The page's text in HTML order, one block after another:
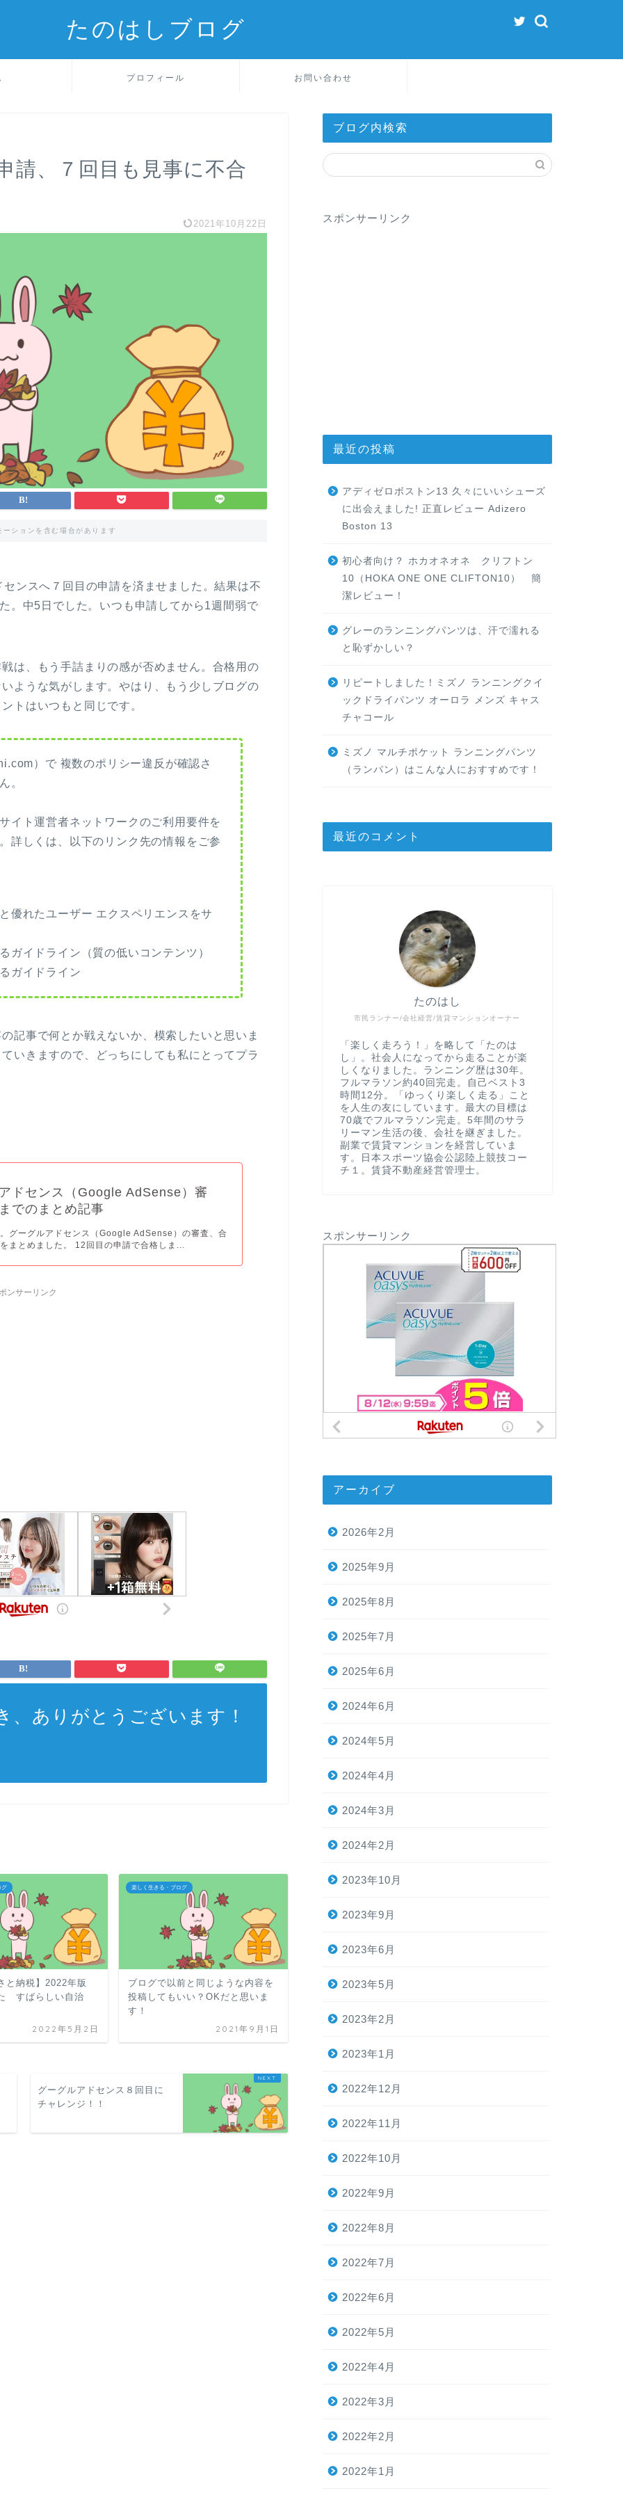
たのはしブログ
プロフィール お問い合わせ
請、７回目も見事に不合
2021年10月22日
ーションを含む場合があります
ンスへ７回目の申請を済ませました。結果は不
。中5日でした。いつも申請してから1週間弱で
は、もう手詰まりの感が否めません。合格用の
ような気がします。やはり、もう少しブログの
トはいつもと同じです。
）で 複数のポリシー違反が確認さ
。
イト運営者ネットワークのご利用要件を
詳しくは、以下のリンク先の情報をご参
優れたユーザー エクスペリエンスをサ
ガイドライン（質の低いコンテンツ）
ガイドライン
記事で何とか戦えないか、模索したいと思いま
いきますので、どっちにしても私にとってプラ
ドセンス（Google AdSense）審
でのまとめ記事
グーグルアドセンス（Google AdSense）の審査、合
まとめました。 12回目の申請で合格しま...
ンサーリンク
、ありがとうございます！
グ
と納税】2022年版
すばらしい自治
2022年5月2日
楽しく生きる・ブログ
ブログで以前と同じような内容を
投稿してもいい？OKだと思いま
す！
2021年9月1日
グーグルアドセンス８回目に
チャレンジ！！
ブログ内検索
スポンサーリンク
最近の投稿
アディゼロボストン13 久々にいいシューズ
に出会えました! 正直レビュー Adizero
Boston 13
初心者向け？ ホカオネオネ クリフトン
10（HOKA ONE ONE CLIFTON10） 簡
潔レビュー！
グレーのランニングパンツは、汗で濡れる
と恥ずかしい？
リピートしました！ミズノ ランニングクイ
ックドライパンツ オーロラ メンズ キャス
チャコール
ミズノ マルチポケット ランニングパンツ
（ランパン）はこんな人におすすめです！
最近のコメント
市民ランナー/会社経営/賃貸マンションオーナー
たのはし
「楽しく走ろう！」を略して「たのは
し」。社会人になってから走ることが楽
しくなりました。ランニング歴は30年。
フルマラソン約40回完走。自己ベスト3
時間12分。「ゆっくり楽しく走る」こと
を人生の友にしています。最大の目標は
70歳でフルマラソン完走。5年間のサラ
リーマン生活の後、会社を継ぎました。
副業で賃貸マンションを経営していま
す。日本スポーツ協会公認陸上競技コー
チ１。賃貸不動産経営管理士。
スポンサーリンク
アーカイブ
2026年2月
2025年9月
2025年8月
2025年7月
2025年6月
2024年6月
2024年5月
2024年4月
2024年3月
2024年2月
2023年10月
2023年9月
2023年6月
2023年5月
2023年2月
2023年1月
2022年12月
2022年11月
2022年10月
2022年9月
2022年8月
2022年7月
2022年6月
2022年5月
2022年4月
2022年3月
2022年2月
2022年1月